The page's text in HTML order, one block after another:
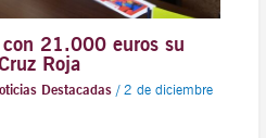
con 21.000 euros su
Roja
Destacadas/ 2 de diciembre